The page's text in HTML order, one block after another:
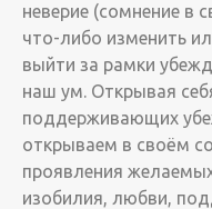
неверие (сомнение в
что-либо изменить
выйти за рамки
наш ум. Открывая
поддерживающих
открываем в своём
проявления
изобилия, любви,